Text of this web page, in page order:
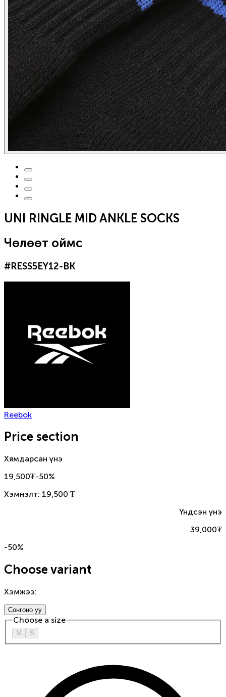
UNI RINGLE MID ANKLE SOCKS
Чөлөөт оймс
#RESS5EY12-BK
Reebok
Price section
Хямдарсан үнэ
19,500₮-50%
Хэмнэлт: 19,500 ₮
Үндсэн үнэ
39,000₮
-50%
Choose variant
Хэмжээ:
Сонгоно уу
Choose a size
M S